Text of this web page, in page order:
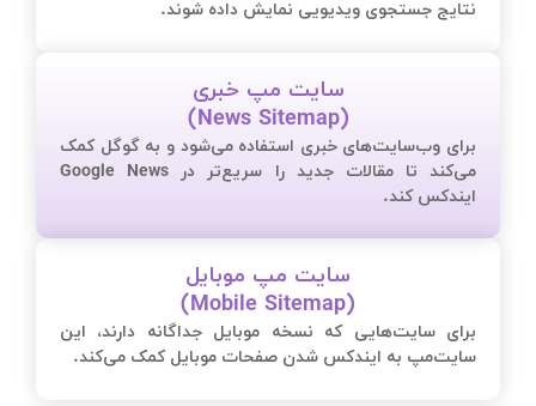
نتایج جستجوی ویدیویی نمایش داده شوند.
سایت مپ خبری
(News Sitemap)
برای وب‌سایت‌های خبری استفاده می‌شود و به گوگل کمک
می‌کند تا مقالات جدید را سریع‌تر در Google News
ایندکس کند.
سایت مپ موبایل
(Mobile Sitemap)
برای سایت‌هایی که نسخه موبایل جداگانه دارند، این
سایت‌مپ به ایندکس شدن صفحات موبایل کمک می‌کند.